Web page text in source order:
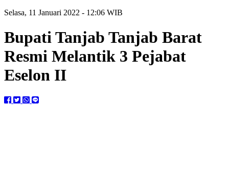
Selasa, 11 Januari 2022 - 12:06 WIB
Bupati Tanjab Tanjab Barat
Resmi Melantik 3 Pejabat
Eselon II